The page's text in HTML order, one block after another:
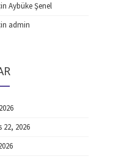
Aybüke Şenel
admin
22, 2026